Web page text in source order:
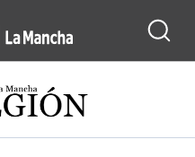
de Castilla-La